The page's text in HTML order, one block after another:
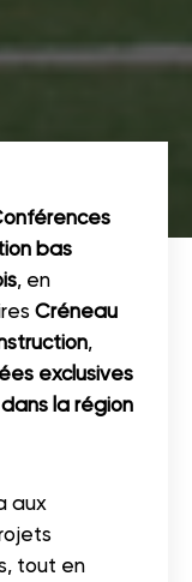
bas
, en
Créneau
,
exclusives
la région
aux
tout en